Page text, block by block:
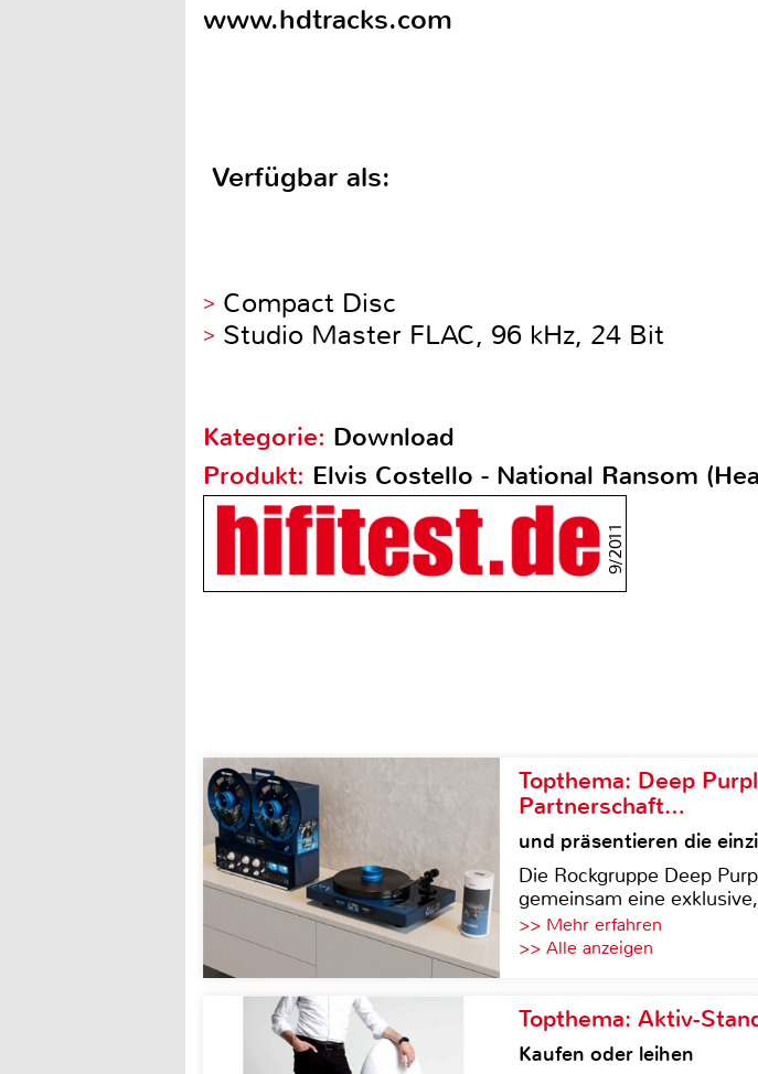
www.hdtracks.com
Verfügbar als:
Compact Disc
Studio Master FLAC, 96 kHz, 24 Bit
Kategorie: Download
Produkt: Elvis Costello - National Ransom
9/2011
Topthema: Deep
Partnerschaft…
und präsentieren die
Die Rockgruppe Deep
gemeinsam eine
>> Mehr erfahren
>> Alle anzeigen
Topthema: Aktiv-
Kaufen oder leihen